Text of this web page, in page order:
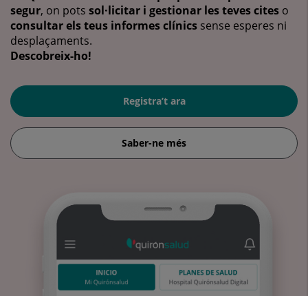
segur, on pots sol·licitar i gestionar les teves cites o
consultar els teus informes clínics sense esperes ni
desplaçaments.
Descobreix-ho!
Registra’t ara
Saber-ne més